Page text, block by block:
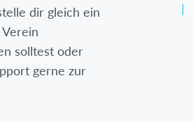
dir gleich ein
solltest oder
gerne zur